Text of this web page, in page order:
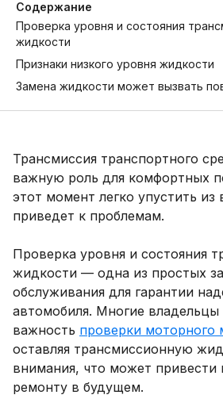
Содержание
Проверка уровня и состояния
жидкости
Признаки низкого уровня жидкости
Замена жидкости может вызвать
Трансмиссия транспортного
важную роль для комфортных
этот момент легко упустить из
приведет к проблемам.
Проверка уровня и состояния
жидкости — одна из простых
обслуживания для гарантии
автомобиля. Многие
важность проверки моторного
оставляя трансмиссионную
внимания, что может привести
ремонту в будущем.